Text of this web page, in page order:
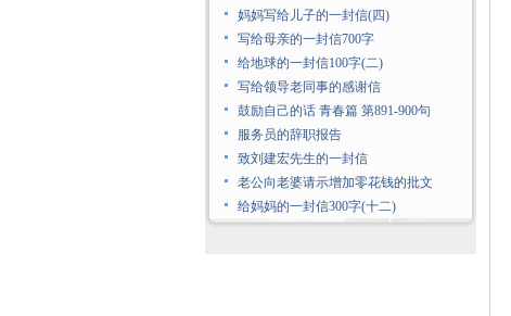
妈妈写给儿子的一封信(四)
写给母亲的一封信700字
给地球的一封信100字(二)
写给领导老同事的感谢信
鼓励自己的话 青春篇 第891-900句
服务员的辞职报告
致刘建宏先生的一封信
老公向老婆请示增加零花钱的批文
给妈妈的一封信300字(十二)